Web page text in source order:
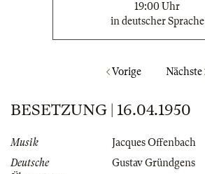
19:00 Uhr
in deutscher Sprache
Vorige Nächste
BESETZUNG | 16.04.1950
Musik
Jacques Offenbach
Deutsche
Gustav Gründgens